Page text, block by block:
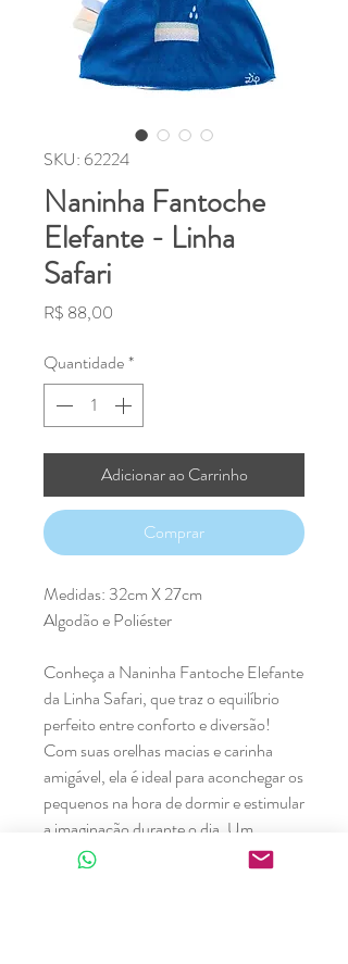
SKU: 62224
Naninha Fantoche
Elefante - Linha
Safari
R$ 88,00
Quantidade*
Adicionar ao Carrinho
Comprar
Medidas: 32cm X 27cm
Algodão e Poliéster
Conheça a Naninha Fantoche Elefante
da Linha Safari, que traz o equilíbrio
perfeito entre conforto e diversão!
Com suas orelhas macias e carinha
amigável, ela é ideal para aconchegar os
pequenos na hora de dormir e estimular
a imaginação durante o dia. Um
verdadeiro amigo para todas as